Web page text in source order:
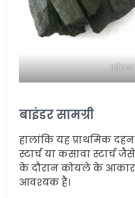
कोयला
बाइंडर सामग्री
हालांकि यह प्राथमिक
स्टार्च या कसावा स्टार्च
के दौरान कोयले के
आवश्यक हैं।